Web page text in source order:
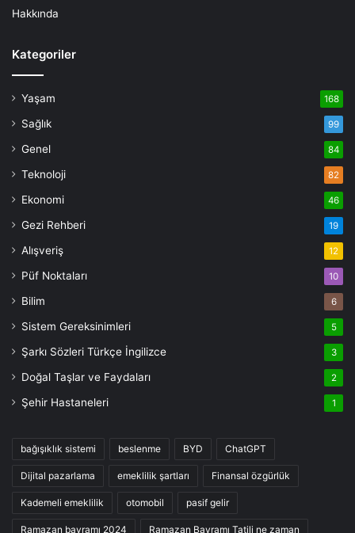
Hakkında
Kategoriler
Yaşam 168
Sağlık 99
Genel 84
Teknoloji 82
Ekonomi 46
Gezi Rehberi 19
Alışveriş 12
Püf Noktaları 10
Bilim 6
Sistem Gereksinimleri 5
Şarkı Sözleri Türkçe İngilizce 3
Doğal Taşlar ve Faydaları 2
Şehir Hastaneleri 1
bağışıklık sistemi beslenme BYD ChatGPT
Dijital pazarlama emeklilik şartları Finansal özgürlük
Kademeli emeklilik otomobil pasif gelir
Ramazan bayramı 2024 Ramazan Bayramı Tatili ne zaman